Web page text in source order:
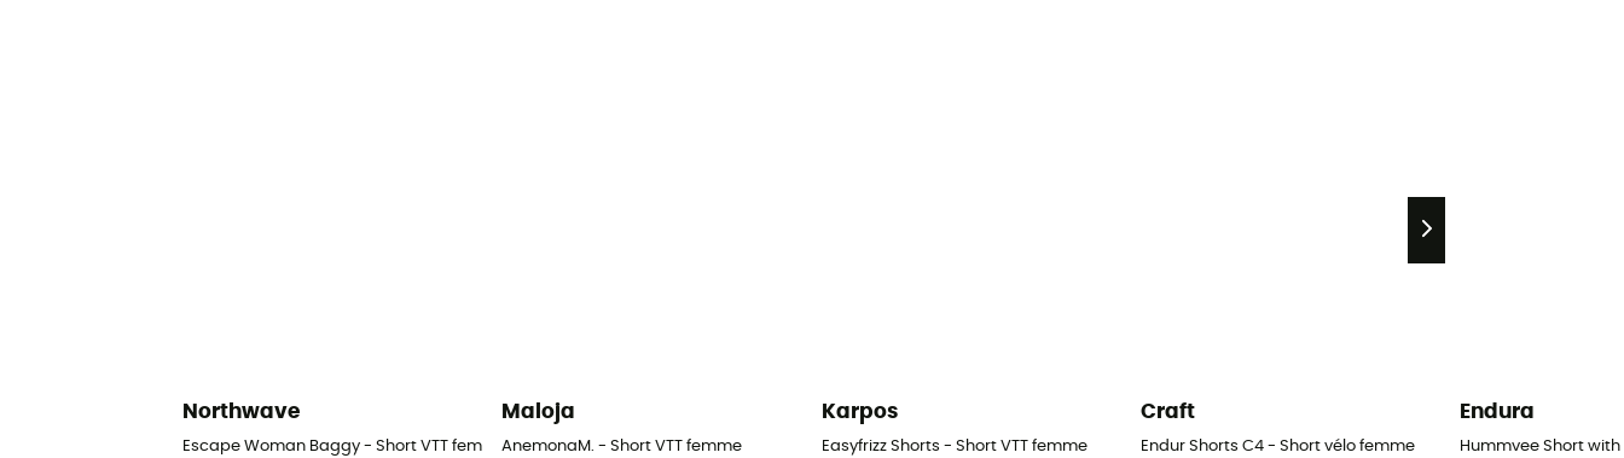
Northwave
Escape Woman Baggy - Short VTT femme
Maloja
AnemonaM. - Short VTT femme
Karpos
Easyfrizz Shorts - Short VTT femme
Craft
Endur Shorts C4 - Short vélo femme
Endura
Hummvee Short with